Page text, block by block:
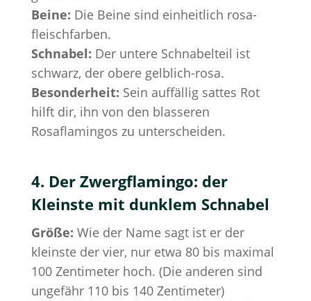
Beine: Die Beine sind einheitlich rosa-
fleischfarben.
Schnabel: Der untere Schnabelteil ist
schwarz, der obere gelblich-rosa.
Besonderheit: Sein auffällig sattes Rot
hilft dir, ihn von den blasseren
Rosaflamingos zu unterscheiden.
4. Der Zwergflamingo: der
Kleinste mit dunklem Schnabel
Größe: Wie der Name sagt ist er der
kleinste der vier, nur etwa 80 bis maximal
100 Zentimeter hoch. (Die anderen sind
ungefähr 110 bis 140 Zentimeter)